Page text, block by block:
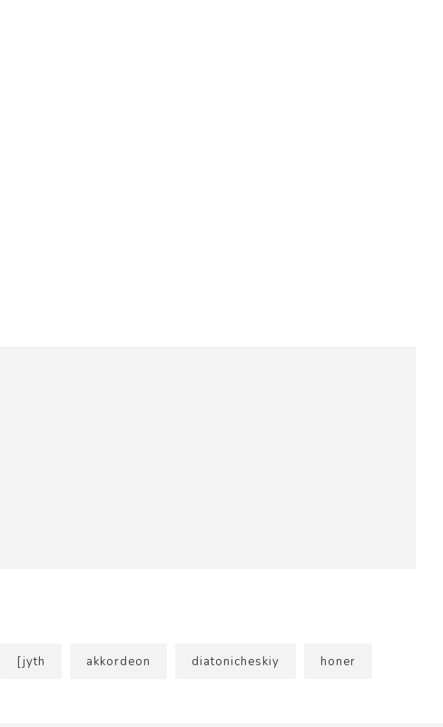
[jyth akkordeon diatonicheskiy honer